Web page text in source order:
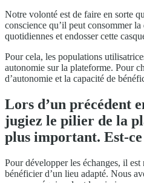
Notre volonté est de faire en sorte
conscience qu’il peut consommer la
quotidiennes et endosser cette
Pour cela, les populations
autonomie sur la plateforme. Pour
d’autonomie et la capacité de
Lors d’un précédent
jugiez le pilier de la
plus important. Est-
Pour développer les échanges, il est
bénéficier d’un lieu adapté. Nous